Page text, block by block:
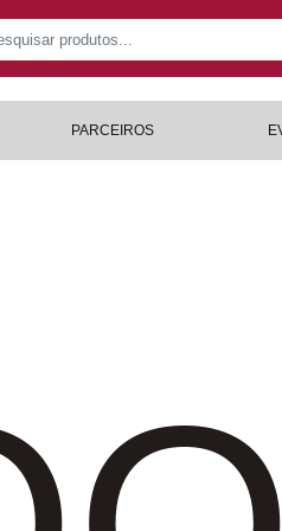
PARCEIROS